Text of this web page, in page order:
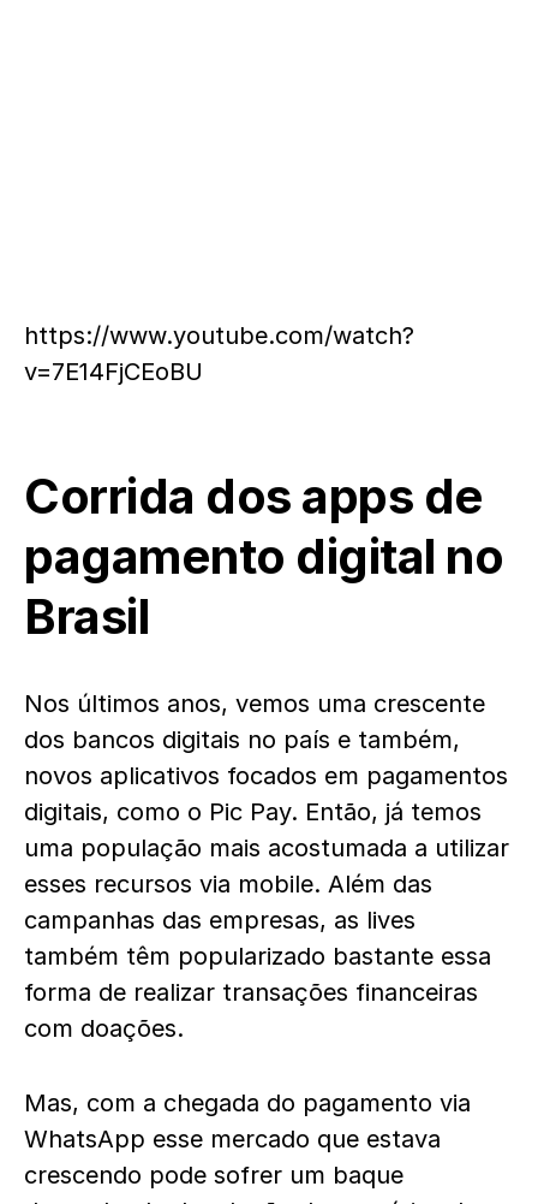
https://www.youtube.com/watch?
v=7E14FjCEoBU
Corrida dos apps de
pagamento digital no
Brasil
Nos últimos anos, vemos uma crescente
dos bancos digitais no país e também,
novos aplicativos focados em pagamentos
digitais, como o Pic Pay. Então, já temos
uma população mais acostumada a utilizar
esses recursos via mobile. Além das
campanhas das empresas, as lives
também têm popularizado bastante essa
forma de realizar transações financeiras
com doações.
Mas, com a chegada do pagamento via
WhatsApp esse mercado que estava
crescendo pode sofrer um baque